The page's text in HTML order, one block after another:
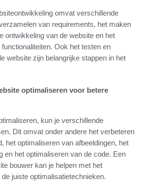
omvat verschillende
van requirements, het maken
ontwikkeling van de website en het
Ook het testen en
website zijn belangrijke stappen in het
optimaliseren voor betere
kun je verschillende
Dit omvat onder andere het verbeteren
het optimaliseren van afbeeldingen, het
en het optimaliseren van de code. Een
bouwer kan je helpen met het
juiste optimalisatietechnieken.